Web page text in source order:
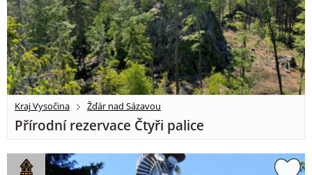
Kraj Vysočina Žďár nad Sázavou
Přírodní rezervace Čtyři palice